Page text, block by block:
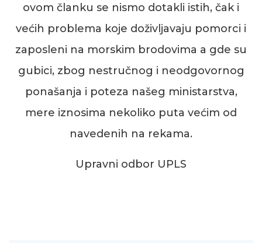
ovom članku se nismo dotakli istih, čak i
većih problema koje doživljavaju pomorci i
zaposleni na morskim brodovima a gde su
gubici, zbog nestručnog i neodgovornog
ponašanja i poteza našeg ministarstva,
mere iznosima nekoliko puta većim od
navedenih na rekama.
Upravni odbor UPLS